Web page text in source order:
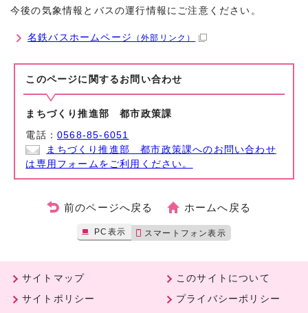
今後の気象情報とバスの運行情報にご注意ください。
名鉄バスホームページ （外部リンク）
このページに関する お問い合わせ
まちづくり推進部 都市政策課
電話：0568-85-6051
まちづくり推進部 都市政策課へのお問い合わせ
は専用フォームをご利用ください。
前のページへ戻る ホームへ戻る
PC表示 スマートフォン表示
サイトマップ
このサイトについて
サイトポリシー
プライバシーポリシー